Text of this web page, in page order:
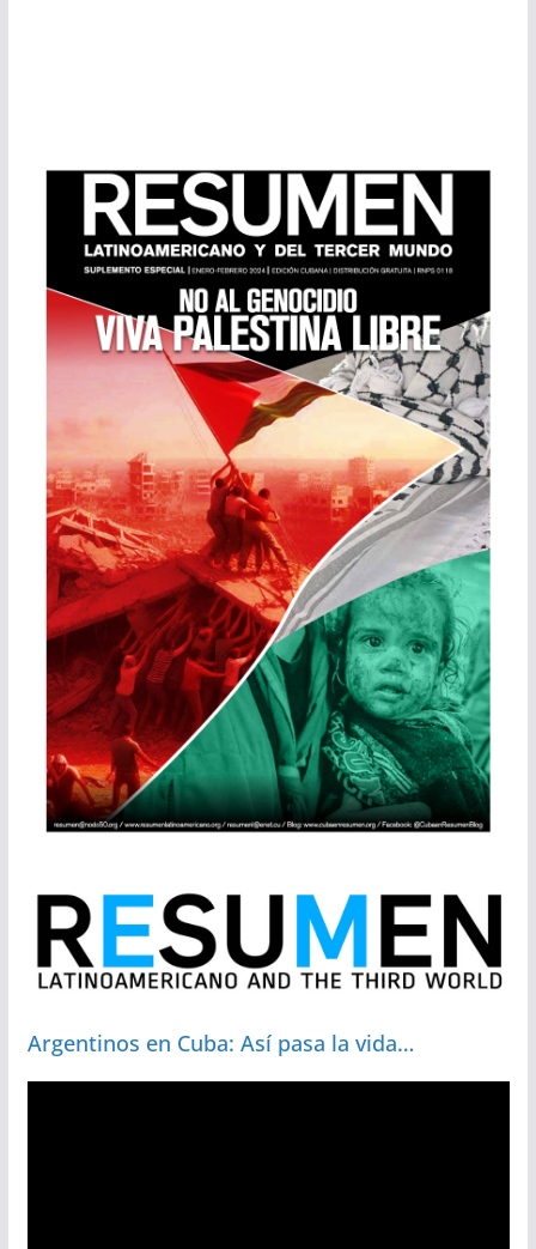
Argentinos en Cuba: Así pasa la vida…